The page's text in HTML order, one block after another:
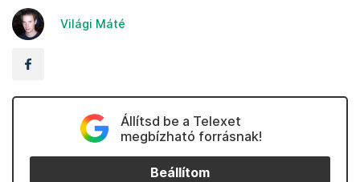
Világi Máté
Állítsd be a Telexet
megbízható forrásnak!
Beállítom